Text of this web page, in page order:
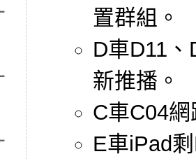
置群組。
D車D11
新推播。
C車C04
E車iPad